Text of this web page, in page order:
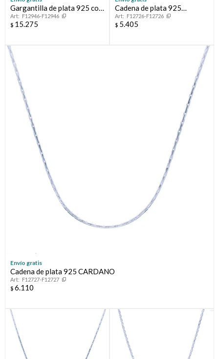
Gargantilla de plata 925 con
baño de oro amarillo.
F12946-F12946
$ 15.275
Cadena de plata 925
CARDANO
F12726-F12726
$ 5.405
Envío gratis
Cadena de plata 925 CARDANO
F12727-F12727
$ 6.110